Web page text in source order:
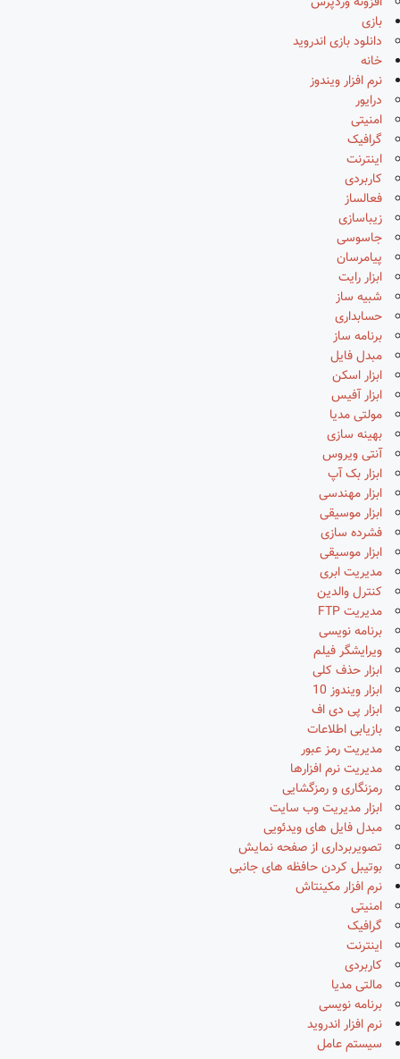
بازی
دانلود بازی اندروید
خانه
نرم افزار ویندوز
درایور
امنیتی
گرافیک
اینترنت
کاربردی
فعالساز
زیباسازی
جاسوسی
پیامرسان
ابزار رایت
شبیه ساز
حسابداری
برنامه ساز
مبدل فایل
ابزار اسکن
ابزار آفیس
مولتی مدیا
بهینه سازی
آنتی ویروس
ابزار بک آپ
ابزار مهندسی
ابزار موسیقی
فشرده سازی
ابزار موسیقی
مدیریت ابری
کنترل والدین
مدیریت FTP
برنامه نویسی
ویرایشگر فیلم
ابزار حذف کلی
ابزار ویندوز 10
ابزار پی دی اف
بازیابی اطلاعات
مدیریت رمز عبور
مدیریت نرم افزارها
رمزنگاری و رمزگشایی
ابزار مدیریت وب سایت
مبدل فایل های ویدئویی
تصویربرداری از صفحه نمایش
بوتیبل کردن حافظه های جانبی
نرم افزار مکینتاش
امنیتی
گرافیک
اینترنت
کاربردی
مالتی مدیا
برنامه نویسی
نرم افزار اندروید
سیستم عامل